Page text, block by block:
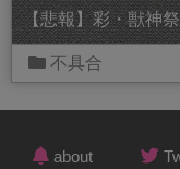
【悲報】彩・獣神
不具合
about